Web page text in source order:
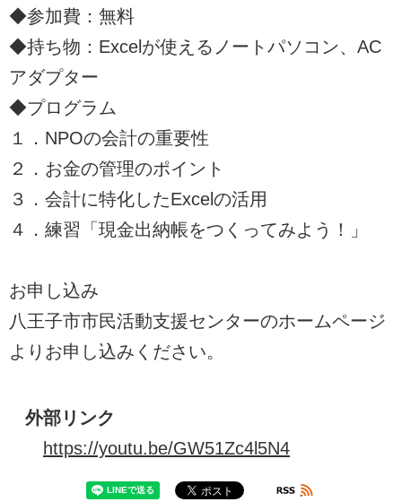
◆参加費：無料
◆持ち物：Excelが使えるノートパソコン、AC
アダプター
◆プログラム
１．NPOの会計の重要性
２．お金の管理のポイント
３．会計に特化したExcelの活用
４．練習「現金出納帳をつくってみよう！」
お申し込み
八王子市市民活動支援センターのホームページ
よりお申し込みください。
外部リンク
https://youtu.be/GW51Zc4l5N4